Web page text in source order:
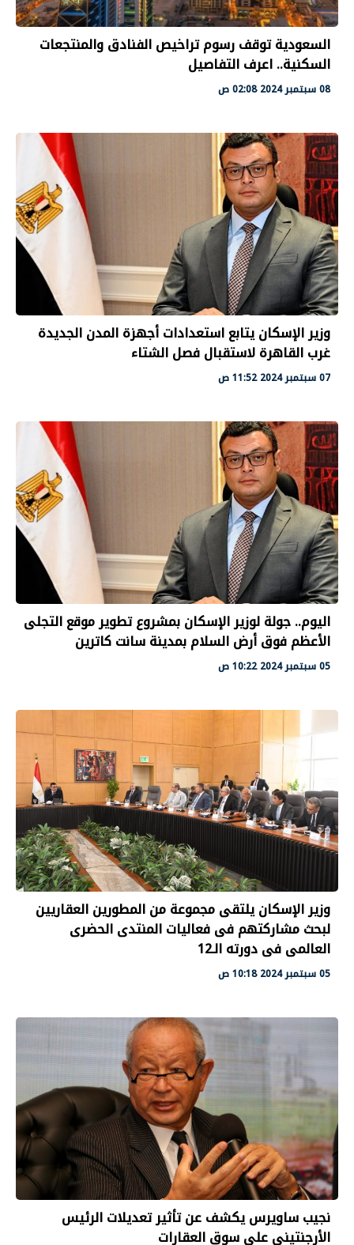
السعودية توقف رسوم تراخيص الفنادق والمنتجعات
السكنية.. اعرف التفاصيل
08 سبتمبر 2024 02:08 ص
وزير الإسكان يتابع استعدادات أجهزة المدن الجديدة
غرب القاهرة لاستقبال فصل الشتاء
07 سبتمبر 2024 11:52 ص
اليوم.. جولة لوزير الإسكان بمشروع تطوير موقع التجلى
الأعظم فوق أرض السلام بمدينة سانت كاترين
05 سبتمبر 2024 10:22 ص
وزير الإسكان يلتقى مجموعة من المطورين العقاريين
لبحث مشاركتهم فى فعاليات المنتدى الحضرى
العالمى فى دورته الـ12
05 سبتمبر 2024 10:18 ص
نجيب ساويرس يكشف عن تأثير تعديلات الرئيس
الأرجنتيني على سوق العقارات